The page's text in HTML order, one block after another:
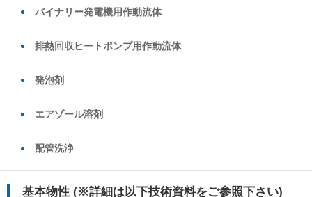
バイナリー発電機用作動流体
排熱回収ヒートポンプ用作動流体
発泡剤
エアゾール溶剤
配管洗浄
基本物性 (※詳細は以下技術資料をご参照下さい)